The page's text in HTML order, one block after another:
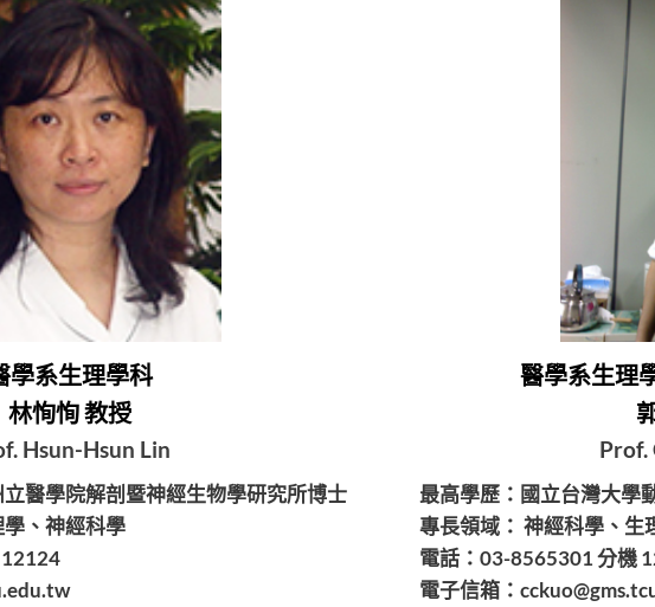
學系生理學科
林恂恂 教授
Hsun-Hsun Lin
醫學院解剖暨神經生物學研究所博士
、神經科學
醫學系生理
Prof.
最高學歷：國立台灣大學
專長領域： 神經科學、生
電話：03-8565301 分機
電子信箱：